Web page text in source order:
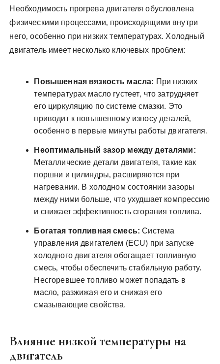
Необходимость прогрева двигателя обусловлена
физическими процессами‚ происходящими внутри
него‚ особенно при низких температурах. Холодный
двигатель имеет несколько ключевых проблем:
Повышенная вязкость масла: При низких
температурах масло густеет‚ что затрудняет
его циркуляцию по системе смазки. Это
приводит к повышенному износу деталей‚
особенно в первые минуты работы двигателя.
Неоптимальный зазор между деталями:
Металлические детали двигателя‚ такие как
поршни и цилиндры‚ расширяются при
нагревании. В холодном состоянии зазоры
между ними больше‚ что ухудшает компрессию
и снижает эффективность сгорания топлива.
Богатая топливная смесь: Система
управления двигателем (ECU) при запуске
холодного двигателя обогащает топливную
смесь‚ чтобы обеспечить стабильную работу.
Несгоревшее топливо может попадать в
масло‚ разжижая его и снижая его
смазывающие свойства.
Влияние низкой температуры на
двигатель